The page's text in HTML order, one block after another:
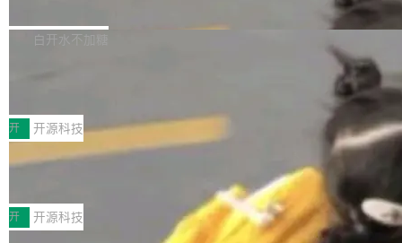
个主 agent 循环，外加一组后台 agent。这些后
库，并将作为transport接入Mooncake TENT。
MPComm将作为一种传输引擎接入Mooncake T
ENT，实现零拷贝传输性能提升30%、非零拷贝
传输性能最高提升5倍。UCL-MPComm底层基
于自研UCL-Engine通信引擎，后续腾讯网平将
持续开源更多基于UCL-Engine的高性能通信组
件。 腾讯网平团队在UCL-MPComm中实现了一
白开水不加糖
型案例入选名单》，深信服“面向企业研发场景的
开源 AI 编程平台 CoStrict 应用”凭借卓越的技术
创新与落地成效成功入选。 全链路私有化部署，
助力企业AI研发安全落地 当前，越来越多企业已
经开始引入 AI Coding 工具，通过调用公有云模
型或企业内部部署模型提升研发效率。但随着 AI
开 开源科技
深信服AI算力网关入选工信部人工智能
前不久，工业和信息化部正式发布《2025年人工
智能应用典型案例名单》，集中展示人工智能在
各领域的应用成果，覆盖技术底座、行业赋能、
开 开源科技